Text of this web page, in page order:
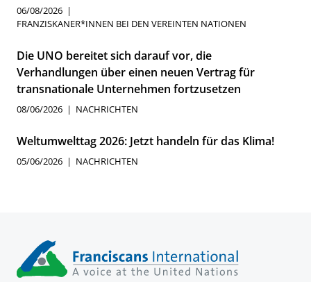
06/08/2026
FRANZISKANER*INNEN BEI DEN VEREINTEN NATIONEN
Die UNO bereitet sich darauf vor, die
Verhandlungen über einen neuen Vertrag für
transnationale Unternehmen fortzusetzen
08/06/2026 NACHRICHTEN
Weltumwelttag 2026: Jetzt handeln für das Klima!
05/06/2026 NACHRICHTEN